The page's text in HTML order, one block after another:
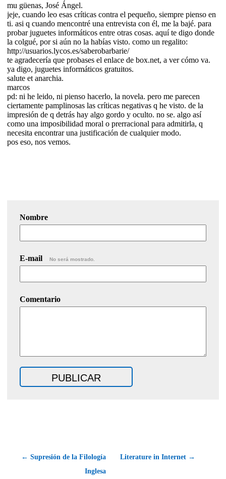
mu güenas, José Ángel.
jeje, cuando leo esas críticas contra el pequeño, siempre pienso en
ti. asi q cuando mencontré una entrevista con él, me la bajé. para
probar juguetes informáticos entre otras cosas. aquí te digo donde
la colgué, por si aún no la habías visto. como un regalito:
http://usuarios.lycos.es/saberobarbarie/
te agradecería que probases el enlace de box.net, a ver cómo va.
ya digo, juguetes informáticos gratuitos.
salute et anarchia.
marcos
pd: ni he leido, ni pienso hacerlo, la novela. pero me parecen
ciertamente pamplinosas las críticas negativas q he visto. de la
impresión de q detrás hay algo gordo y oculto. no se. algo así
como una imposibilidad moral o prerracional para admitirla, q
necesita encontrar una justificación de cualquier modo.
pos eso, nos vemos.
Nombre
E-mail No será mostrado.
Comentario
← Supresión de la Filología
Inglesa
Literature in Internet →